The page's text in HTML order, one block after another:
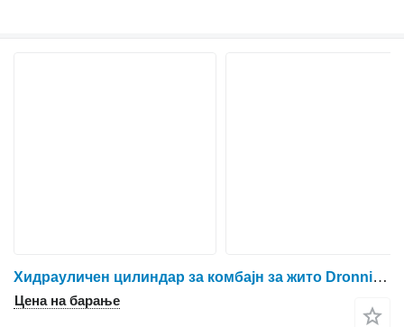
Хидрауличен цилиндар за комбајн за жито Dronningborg D9000
Цена на барање